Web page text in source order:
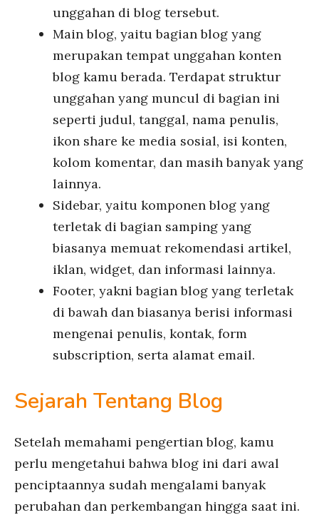
unggahan di blog tersebut.
Main blog, yaitu bagian blog yang
merupakan tempat unggahan konten
blog kamu berada. Terdapat struktur
unggahan yang muncul di bagian ini
seperti judul, tanggal, nama penulis,
ikon share ke media sosial, isi konten,
kolom komentar, dan masih banyak yang
lainnya.
Sidebar, yaitu komponen blog yang
terletak di bagian samping yang
biasanya memuat rekomendasi artikel,
iklan, widget, dan informasi lainnya.
Footer, yakni bagian blog yang terletak
di bawah dan biasanya berisi informasi
mengenai penulis, kontak, form
subscription, serta alamat email.
Sejarah Tentang Blog
Setelah memahami pengertian blog, kamu
perlu mengetahui bahwa blog ini dari awal
penciptaannya sudah mengalami banyak
perubahan dan perkembangan hingga saat ini.